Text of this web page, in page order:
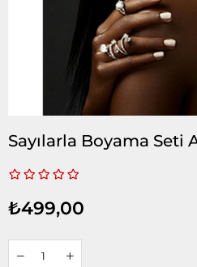
Sayılarla Boyama Seti
₺499,00